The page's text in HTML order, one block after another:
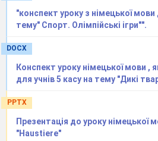
"конспект уроку з німецької
тему" Спорт. Олімпійські ігри"".
DOCX
Конспект уроку німецької мови ,
для учнів 5 касу на тему "Дикі
PPTX
Презентація до уроку німецької
"Haustiere"